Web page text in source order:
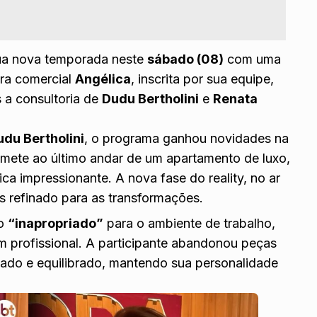
nova temporada nestesábado (08) com uma
comercialAngélica, inscrita por sua equipe,
a consultoria de Dudu Bertholini e Renata
Bertholini, o programa ganhou novidades na
ao último andar de um apartamento de luxo,
impressionante. A nova fase do reality, no ar
refinado para as transformações.
“inapropriado” para o ambiente de trabalho,
profissional. A participante abandonou peças
e equilibrado, mantendo sua personalidade